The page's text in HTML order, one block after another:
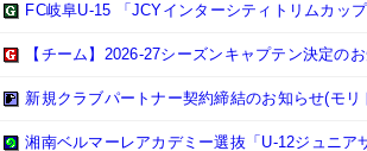
FC岐阜U-15 「JCYインターシティトリムカッ
【チーム】2026-27シーズンキャプテン決定の
新規クラブパートナー契約締結のお知らせ(モ
湘南ベルマーレアカデミー選抜「U-12ジュニ